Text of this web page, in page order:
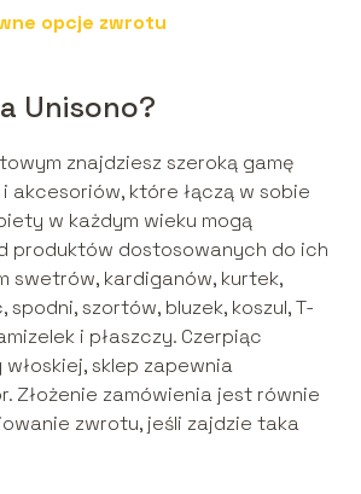
opcje zwrotu
Unisono?
znajdziesz szeroką gamę
akcesoriów, które łączą w sobie
w każdym wieku mogą
produktów dostosowanych do ich
swetrów, kardiganów, kurtek,
spodni, szortów, bluzek, koszul, T-
i płaszczy. Czerpiąc
sklep zapewnia
Złożenie zamówienia jest równie
zwrotu, jeśli zajdzie taka